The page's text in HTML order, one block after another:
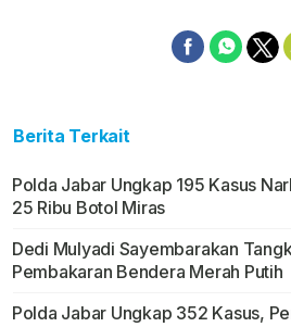
Berita Terkait
Polda Jabar Ungkap 195 Kasus
25 Ribu Botol Miras
Dedi Mulyadi Sayembarakan
Pembakaran Bendera Merah Putih
Polda Jabar Ungkap 352 Kasus,